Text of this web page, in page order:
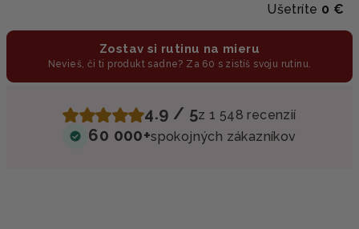
Ušetríte 0 €
Zostav si rutinu na mieru
Nevieš, či ti produkt sadne? Za 60 s zistíš svoju rutinu.
4.9 / 5z 1 548 recenzií
60 000+spokojných zákazníkov